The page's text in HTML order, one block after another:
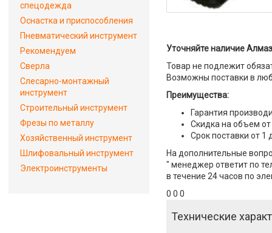
Уточняйте наличие
Товар не подлежит
Возможны поставки в
Преимущества:
Гарантия
Скидка на объем от
Срок поставки от 1
На дополнительные
" менеджер ответит по
в течение 24 часов по
0 0 0
Технические
спецодежда
Оснастка и приспособления
Пневматический инструмент
Рекомендуем
Сверла
Слесарно-монтажный
инструмент
Строительный инструмент
Фрезы по металлу
Хозяйственный инструмент
Шлифовальный инструмент
Электроинструменты